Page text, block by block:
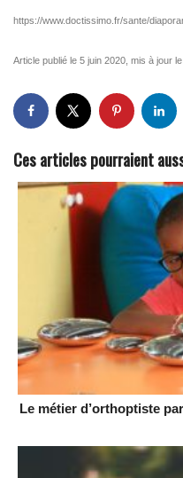
https://www.doctissimo.fr/sante/
Article publié le 5 juin 2020, mis à jour le
Ces articles pourraient
Le métier d’orthoptiste